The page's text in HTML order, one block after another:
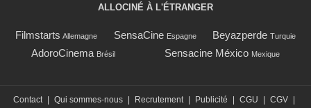
ALLOCINÉ À L'ÉTRANGER
Filmstarts Allemagne SensaCine Espagne Beyazperde Turquie
AdoroCinema Brésil Sensacine México Mexique
Contact Qui sommes-nous Recrutement Publicité CGU CGV